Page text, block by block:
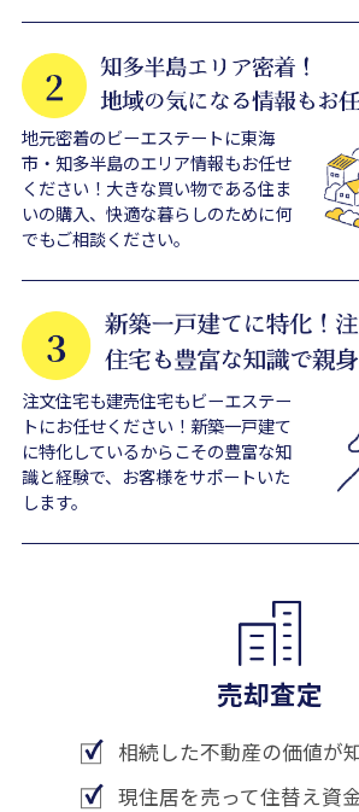
地元密着のビーエステートに東海
市・知多半島のエリア情報もお任せ
ください！大きな買い物である住ま
いの購入、快適な暮らしのために何
でもご相談ください。
注文住宅も建売住宅もビーエステー
トにお任せください！新築一戸建て
に特化しているからこその豊富な知
識と経験で、お客様をサポートいた
します。
売却査定
相続した不動産の価値が
現住居を売って住替え資